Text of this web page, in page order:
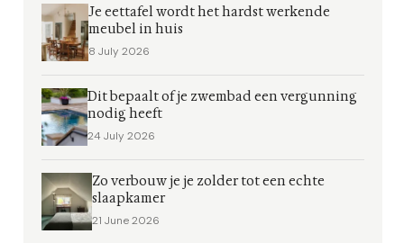
Je eettafel wordt het hardst werkende
meubel in huis
8 July 2026
Dit bepaalt of je zwembad een vergunning
nodig heeft
24 July 2026
Zo verbouw je je zolder tot een echte
slaapkamer
21 June 2026